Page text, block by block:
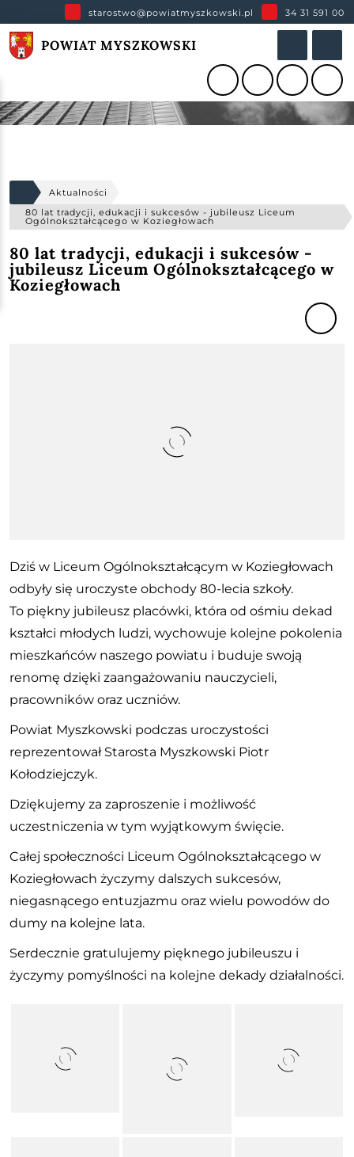
starostwo@powiatmyszkowski.pl 34 31 591 00
POWIAT MYSZKOWSKI
Aktualności
80 lat tradycji, edukacji i sukcesów - jubileusz Liceum
Ogólnokształcącego w Koziegłowach
80 lat tradycji, edukacji i sukcesów -
jubileusz Liceum Ogólnokształcącego w
Koziegłowach
Dziś w Liceum Ogólnokształcącym w Koziegłowach
odbyły się uroczyste obchody 80-lecia szkoły.
To piękny jubileusz placówki, która od ośmiu dekad
kształci młodych ludzi, wychowuje kolejne pokolenia
mieszkańców naszego powiatu i buduje swoją
renomę dzięki zaangażowaniu nauczycieli,
pracowników oraz uczniów.
Powiat Myszkowski podczas uroczystości
reprezentował Starosta Myszkowski Piotr
Kołodziejczyk.
Dziękujemy za zaproszenie i możliwość
uczestniczenia w tym wyjątkowym święcie.
Całej społeczności Liceum Ogólnokształcącego w
Koziegłowach życzymy dalszych sukcesów,
niegasnącego entuzjazmu oraz wielu powodów do
dumy na kolejne lata.
Serdecznie gratulujemy pięknego jubileuszu i
życzymy pomyślności na kolejne dekady działalności.